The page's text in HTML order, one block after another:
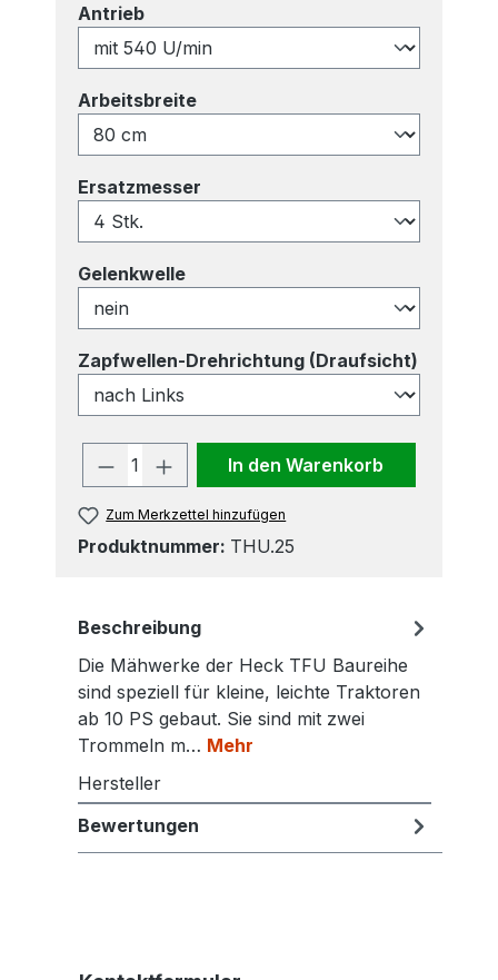
Antriebauswählen
Arbeitsbreiteauswählen
Ersatzmesser
Gelenkwelleauswählen
Zapfwellen-Drehrichtung (Draufsicht)
Produkt Anzahl: Gib den
In den Warenkorb
Zum Merkzettel hinzufügen
Produktnummer: THU.25
Beschreibung
Die Mähwerke der Heck TFU Baureihe
sind speziell für kleine, leichte Traktoren
ab 10 PS gebaut. Sie sind mit zwei
Trommeln m… Mehr
Hersteller
Bewertungen